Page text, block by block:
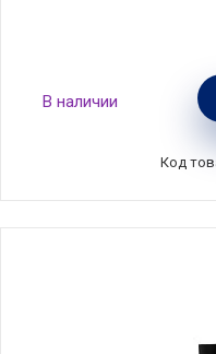
Кофейник
зеленый,
В наличии
Код